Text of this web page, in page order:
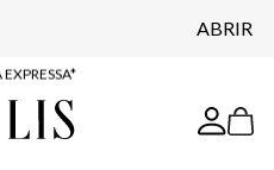
ABRIR
RETIRE EM LOJA*
GRÁTIS*